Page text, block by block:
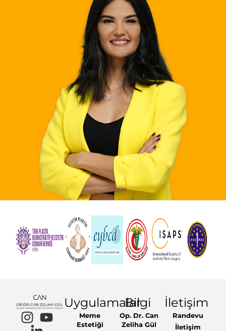
Uygulamalar
Meme
Estetiği
Bilgi
Op. Dr. Can
Zeliha Gül
İletişim
Randevu
İletişim